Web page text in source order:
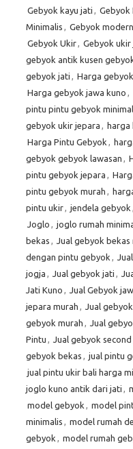
Gebyok kayu jati , Gebyok
Minimalis , Gebyok modern
Gebyok Ukir, Gebyok ukir
gebyok antik kusen
gebyok jati , Harga
Harga gebyok jawa kuno ,
pintu pintu gebyok
gebyok ukir jepara , harga
Harga Pintu Gebyok ,
gebyok gebyok lawasan ,
pintu gebyok jepara ,
pintu gebyok murah ,
pintu ukir, jendela gebyok ,
Joglo , joglo rumah
bekas , Jual gebyok bekas
dengan pintu gebyok ,
jogja , Jual gebyok jati ,
Jati Kuno , Jual Gebyok
jepara murah , Jual
gebyok murah , Jual
Pintu , Jual gebyok second
gebyok bekas , jual pintu
jual pintu ukir bali harga
joglo kuno antik dari jati ,
model gebyok , model
minimalis , model rumah
gebyok , model rumah